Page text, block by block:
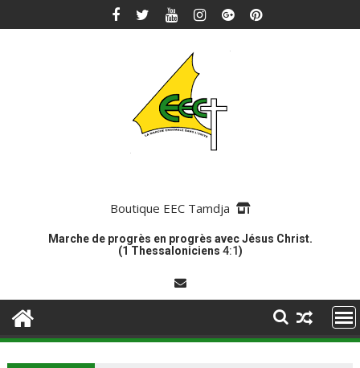
to
Boutique EEC Tamdja
Marche de progrès en progrès avec Jésus Christ.
(1 Thessaloniciens 4:1)